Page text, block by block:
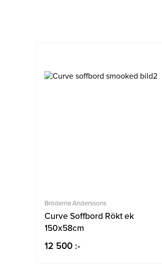
Bröderna Anderssons
Curve Soffbord Rökt ek
150x58cm
12 500 :-